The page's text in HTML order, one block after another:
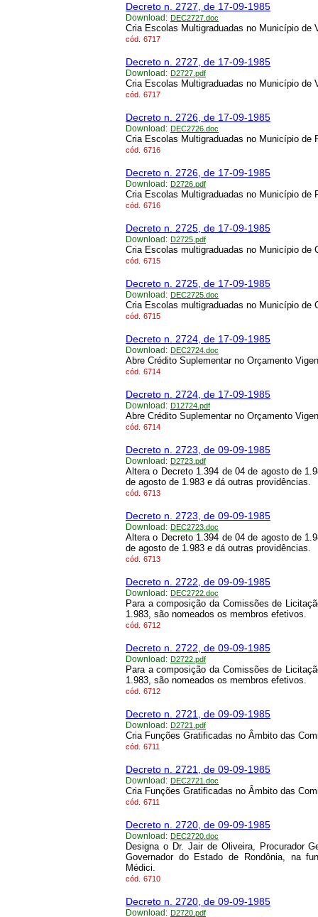
Decreto n. 2727, de 17-09-1985
Download: DEC2727.doc
Cria Escolas Multigraduadas no Município de
cód. 6717
Decreto n. 2727, de 17-09-1985
Download: D2727.pdf
Cria Escolas Multigraduadas no Município de
cód. 6717
Decreto n. 2726, de 17-09-1985
Download: DEC2726.doc
Cria Escolas Multigraduadas no Município de
cód. 6716
Decreto n. 2726, de 17-09-1985
Download: D2726.pdf
Cria Escolas Multigraduadas no Município de
cód. 6716
Decreto n. 2725, de 17-09-1985
Download: D2725.pdf
Cria Escolas multigraduadas no Município de
cód. 6715
Decreto n. 2725, de 17-09-1985
Download: DEC2725.doc
Cria Escolas multigraduadas no Município de
cód. 6715
Decreto n. 2724, de 17-09-1985
Download: DEC2724.doc
Abre Crédito Suplementar no Orçamento
cód. 6714
Decreto n. 2724, de 17-09-1985
Download: D12724.pdf
Abre Crédito Suplementar no Orçamento
cód. 6714
Decreto n. 2723, de 09-09-1985
Download: D2723.pdf
Altera o Decreto 1.394 de 04 de agosto de
de agosto de 1.983 e dá outras providências.
cód. 6713
Decreto n. 2723, de 09-09-1985
Download: DEC2723.doc
Altera o Decreto 1.394 de 04 de agosto de
de agosto de 1.983 e dá outras providências.
cód. 6713
Decreto n. 2722, de 09-09-1985
Download: DEC2722.doc
Para a composição da Comissões de
1.983, são nomeados os membros efetivos.
cód. 6712
Decreto n. 2722, de 09-09-1985
Download: D2722.pdf
Para a composição da Comissões de
1.983, são nomeados os membros efetivos.
cód. 6712
Decreto n. 2721, de 09-09-1985
Download: D2721.pdf
Cria Funções Gratificadas no Âmbito das
cód. 6711
Decreto n. 2721, de 09-09-1985
Download: DEC2721.doc
Cria Funções Gratificadas no Âmbito das
cód. 6711
Decreto n. 2720, de 09-09-1985
Download: DEC2720.doc
Designa o Dr. Jair de Oliveira, Procurador
Governador do Estado de Rondônia, na
Médici.
cód. 6710
Decreto n. 2720, de 09-09-1985
Download: D2720.pdf